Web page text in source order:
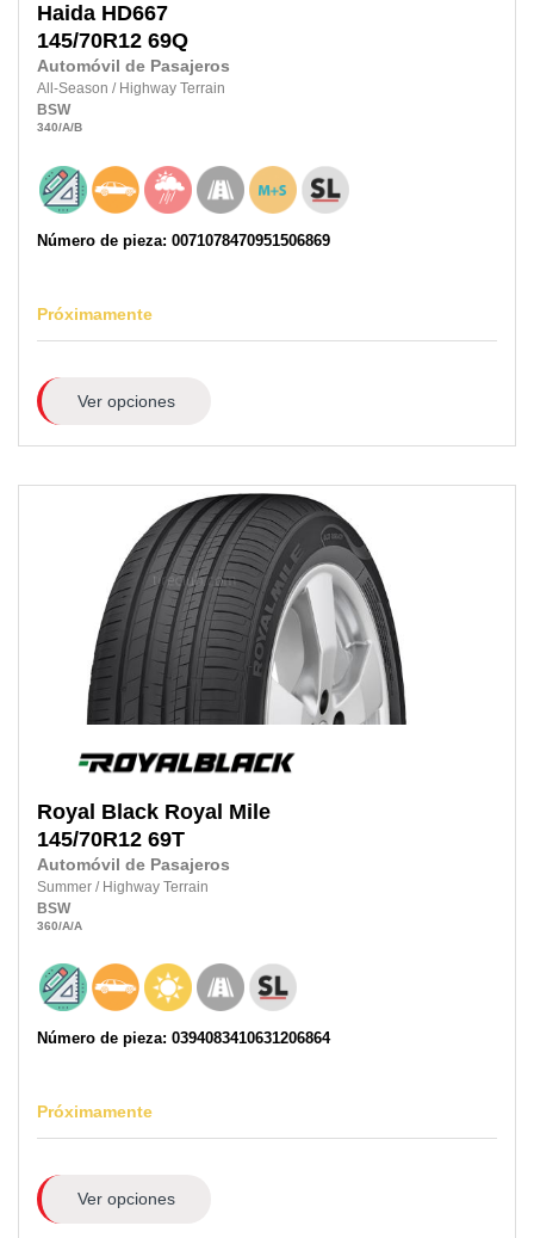
Haida HD667
145/70R12 69Q
Automóvil de Pasajeros
All-Season / Highway Terrain
BSW
340/A/B
Número de pieza: 0071078470951506869
Próximamente
Ver opciones
Royal Black Royal Mile
145/70R12 69T
Automóvil de Pasajeros
Summer / Highway Terrain
BSW
360/A/A
Número de pieza: 0394083410631206864
Próximamente
Ver opciones